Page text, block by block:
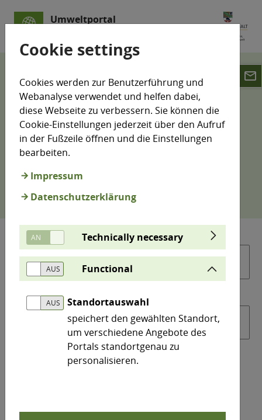
Umweltportal
LÜSA Jahreswerte
Jahreswerte
Jahreswerte für alle gemessenen Komponenten an
den Messstationen. Wählen Sie Kennwert und den
Zeitraum aus.
Cookie settings
Cookies werden zur Benutzerführung und
Webanalyse verwendet und helfen dabei,
diese Webseite zu verbessern. Sie können die
Cookie-Einstellungen jederzeit über den Aufruf
in der Fußzeile öffnen und die Einstellungen
bearbeiten.
Impressum
Datenschutzerklärung
Technically necessary
Functional
Standortauswahl
speichert den gewählten Standort,
um verschiedene Angebote des
Portals standortgenau zu
personalisieren.
email